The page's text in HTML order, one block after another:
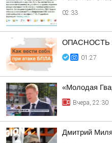
02:33
ОПАСНОСТЬ
01:27
«Молодая
Вчера, 22:30
Дмитрий